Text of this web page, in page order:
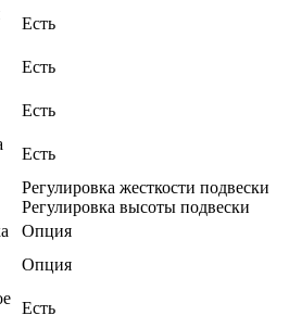
Есть
Есть
Есть
Есть
Регулировка жесткости подвески
Регулировка высоты подвески
Опция
Опция
Есть